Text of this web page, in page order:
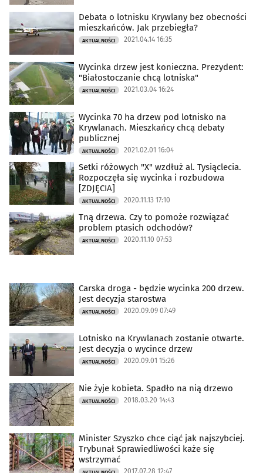
Debata o lotnisku Krywlany bez obecności
mieszkańców. Jak przebiegła?
AKTUALNOŚCI 2021.04.14 16:35
Wycinka drzew jest konieczna. Prezydent:
"Białostoczanie chcą lotniska"
AKTUALNOŚCI 2021.03.04 16:24
Wycinka 70 ha drzew pod lotnisko na
Krywlanach. Mieszkańcy chcą debaty
publicznej
AKTUALNOŚCI 2021.02.01 16:04
Setki różowych "X" wzdłuż al. Tysiąclecia.
Rozpoczęła się wycinka i rozbudowa
[ZDJĘCIA]
AKTUALNOŚCI 2020.11.13 17:10
Tną drzewa. Czy to pomoże rozwiązać
problem ptasich odchodów?
AKTUALNOŚCI 2020.11.10 07:53
Carska droga - będzie wycinka 200 drzew.
Jest decyzja starostwa
AKTUALNOŚCI 2020.09.09 07:49
Lotnisko na Krywlanach zostanie otwarte.
Jest decyzja o wycince drzew
AKTUALNOŚCI 2020.09.01 15:26
Nie żyje kobieta. Spadło na nią drzewo
AKTUALNOŚCI 2018.03.20 14:43
Minister Szyszko chce ciąć jak najszybciej.
Trybunał Sprawiedliwości każe się
wstrzymać
2017.07.28 12:47